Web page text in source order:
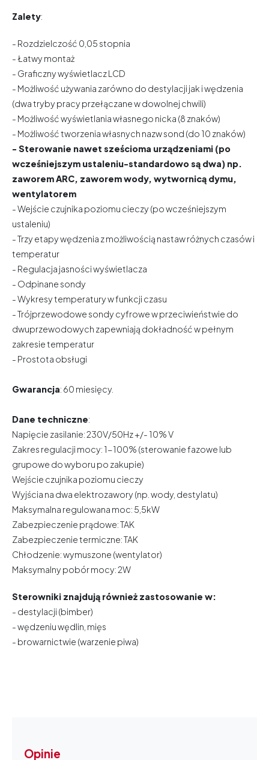
Zalety:
- Rozdzielczość 0,05 stopnia
- Łatwy montaż
- Graficzny wyświetlacz LCD
- Możliwość używania zarówno do destylacji jak i wędzenia
(dwa tryby pracy przełączane w dowolnej chwili)
- Możliwość wyświetlania własnego nicka (8 znaków)
- Możliwość tworzenia własnych nazw sond (do 10 znaków)
- Sterowanie nawet sześcioma urządzeniami (po
wcześniejszym ustaleniu-standardowo są dwa) np.
zaworem ARC, zaworem wody, wytwornicą dymu,
wentylatorem
- Wejście czujnika poziomu cieczy (po wcześniejszym
ustaleniu)
- Trzy etapy wędzenia z możliwością nastaw różnych czasów i
temperatur
- Regulacja jasności wyświetlacza
- Odpinane sondy
- Wykresy temperatury w funkcji czasu
- Trójprzewodowe sondy cyfrowe w przeciwieństwie do
dwuprzewodowych zapewniają dokładność w pełnym
zakresie temperatur
- Prostota obsługi
Gwarancja: 60 miesięcy.
Dane techniczne:
Napięcie zasilanie: 230V/50Hz +/- 10% V
Zakres regulacji mocy: 1-100% (sterowanie fazowe lub
grupowe do wyboru po zakupie)
Wejście czujnika poziomu cieczy
Wyjścia na dwa elektrozawory (np. wody, destylatu)
Maksymalna regulowana moc: 5,5kW
Zabezpieczenie prądowe: TAK
Zabezpieczenie termiczne: TAK
Chłodzenie: wymuszone (wentylator)
Maksymalny pobór mocy: 2W
Sterowniki znajdują również zastosowanie w:
- destylacji (bimber)
- wędzeniu wędlin, mięs
- browarnictwie (warzenie piwa)
Opinie